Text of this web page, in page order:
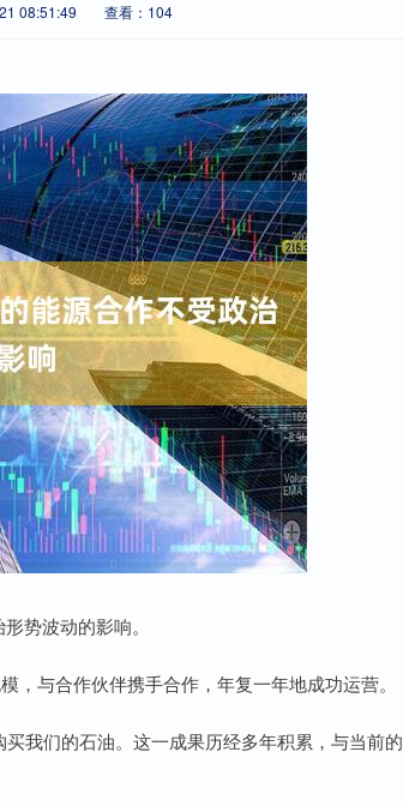
08:51:49 查看：104
势波动的影响。
与合作伙伴携手合作，年复一年地成功运营。
我们的石油。这一成果历经多年积累，与当前的
沪深300 4694.44 43.13